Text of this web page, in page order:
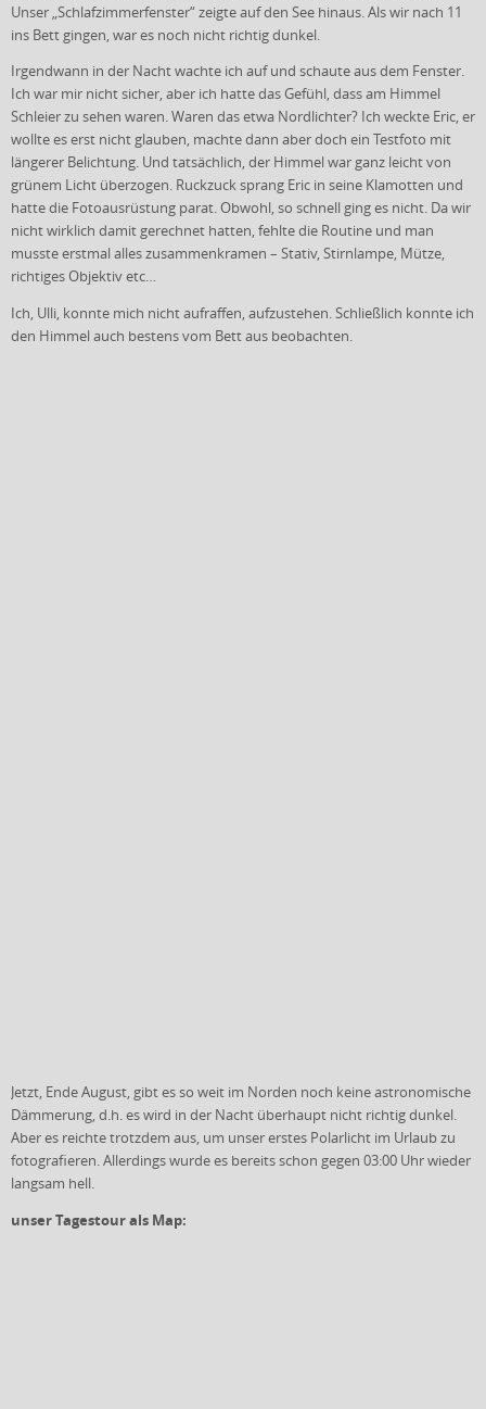
Unser „Schlafzimmerfenster“ zeigte auf den See hinaus. Als wir nach 11
ins Bett gingen, war es noch nicht richtig dunkel.
Irgendwann in der Nacht wachte ich auf und schaute aus dem Fenster.
Ich war mir nicht sicher, aber ich hatte das Gefühl, dass am Himmel
Schleier zu sehen waren. Waren das etwa Nordlichter? Ich weckte Eric, er
wollte es erst nicht glauben, machte dann aber doch ein Testfoto mit
längerer Belichtung. Und tatsächlich, der Himmel war ganz leicht von
grünem Licht überzogen. Ruckzuck sprang Eric in seine Klamotten und
hatte die Fotoausrüstung parat. Obwohl, so schnell ging es nicht. Da wir
nicht wirklich damit gerechnet hatten, fehlte die Routine und man
musste erstmal alles zusammenkramen – Stativ, Stirnlampe, Mütze,
richtiges Objektiv etc…
Ich, Ulli, konnte mich nicht aufraffen, aufzustehen. Schließlich konnte ich
den Himmel auch bestens vom Bett aus beobachten.
Jetzt, Ende August, gibt es so weit im Norden noch keine astronomische
Dämmerung, d.h. es wird in der Nacht überhaupt nicht richtig dunkel.
Aber es reichte trotzdem aus, um unser erstes Polarlicht im Urlaub zu
fotografieren. Allerdings wurde es bereits schon gegen 03:00 Uhr wieder
langsam hell.
unser Tagestour als Map: